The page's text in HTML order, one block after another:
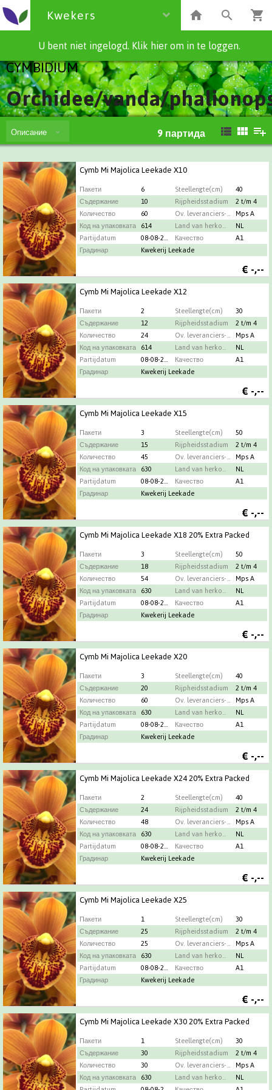
Kwekers
U bent niet ingelogd. Klik hier om in te loggen.
CYMBIDIUM
Orchidee/vanda/
Описание 9 партида
Cymb Mi Majolica Leekade X10
Пакети 6 Steellengte(cm)
40
Съдержание
10 Rijpheidsstadium
2 t/m 4
Количество
60
Mps A
Код на упаковката
614
NL
Partijdatum
Качество
A1
Градинар
Kwekerij Leekade
€ -,--
Cymb Mi Majolica Leekade X12
Пакети 2 Steellengte(cm)
30
Съдержание
12 Rijpheidsstadium
2 t/m 4
Количество
24
Mps A
Код на упаковката
614
NL
Partijdatum
Качество
A1
Градинар
Kwekerij Leekade
€ -,--
Cymb Mi Majolica Leekade X15
Пакети 3 Steellengte(cm)
50
Съдержание
15 Rijpheidsstadium
2 t/m 4
Количество
45
Mps A
Код на упаковката
630
NL
Partijdatum
Качество
A1
Градинар
Kwekerij Leekade
€ -,--
Cymb Mi Majolica Leekade X18 20% Extra Packed
Пакети 3 Steellengte(cm)
50
Съдержание
18 Rijpheidsstadium
2 t/m 4
Количество
54
Mps A
Код на упаковката
630
NL
Partijdatum
Качество
A1
Градинар
Kwekerij Leekade
€ -,--
Cymb Mi Majolica Leekade X20
Пакети 3 Steellengte(cm)
40
Съдержание
20 Rijpheidsstadium
2 t/m 4
Количество
60
Mps A
Код на упаковката
630
NL
Partijdatum
Качество
A1
Градинар
Kwekerij Leekade
€ -,--
Cymb Mi Majolica Leekade X24 20% Extra Packed
Пакети 2 Steellengte(cm)
40
Съдержание
24 Rijpheidsstadium
2 t/m 4
Количество
48
Mps A
Код на упаковката
630
NL
Partijdatum
Качество
A1
Градинар
Kwekerij Leekade
€ -,--
Cymb Mi Majolica Leekade X25
Пакети 1 Steellengte(cm)
30
Съдержание
25 Rijpheidsstadium
2 t/m 4
Количество
25
Mps A
Код на упаковката
630
NL
Partijdatum
Качество
A1
Градинар
Kwekerij Leekade
€ -,--
Cymb Mi Majolica Leekade X30 20% Extra Packed
Пакети 1 Steellengte(cm)
30
Съдержание
30 Rijpheidsstadium
2 t/m 4
Количество
30
Mps A
Код на упаковката
630
NL